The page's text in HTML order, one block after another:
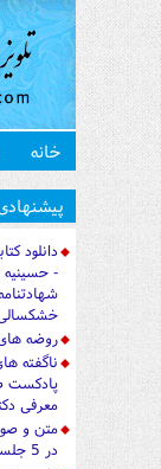
خانه
دانلود
-
خشکسالی -
روضه
ناگفته
پادکست
معرفی
متن و
در 5 جلسه